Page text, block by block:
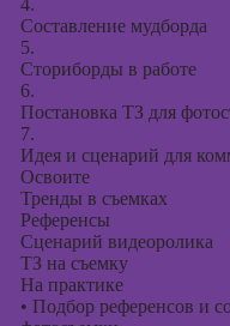
4.
Составление мудборда
5.
Сториборды в работе
6.
Постановка ТЗ для
7.
Идея и сценарий для
Освоите
Тренды в съемках
Референсы
Сценарий видеоролика
ТЗ на съемку
На практике
• Подбор референсов и